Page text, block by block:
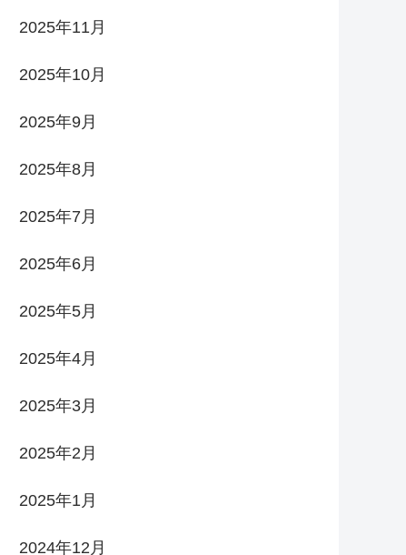
2025年11月
2025年10月
2025年9月
2025年8月
2025年7月
2025年6月
2025年5月
2025年4月
2025年3月
2025年2月
2025年1月
2024年12月